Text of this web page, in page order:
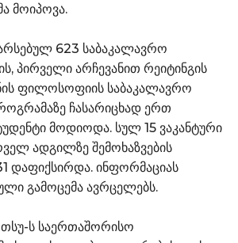
მოიპოვა.
623 საბაკალავრო
პირველი არჩევანით რეიტინგის
ფილოსოფიის საბაკალავრო
ჩასარიცხად ერთ
მოდიოდა. სულ 15 ვაკანტური
ადგილზე შემოხაზვების
დაფიქსირდა. ინფორმაციას
გამოცემა ავრცელებს.
ს საერთაშორისო